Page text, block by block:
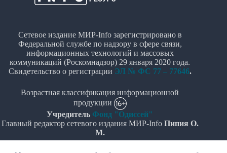
Сетевое издание МИР-Info зарегистрировано в
Федеральной службе по надзору в сфере связи,
информационных технологий и массовых
коммуникаций (Роскомнадзор) 29 января 2020 года.
Свидетельство о регистрации ЭЛ № ФС 77 – 77646.
Возрастная классификация информационной
продукции
Учредитель Фонд "Одиссей"
Главный редактор сетевого издания МИР-Info Пипия О.
М.